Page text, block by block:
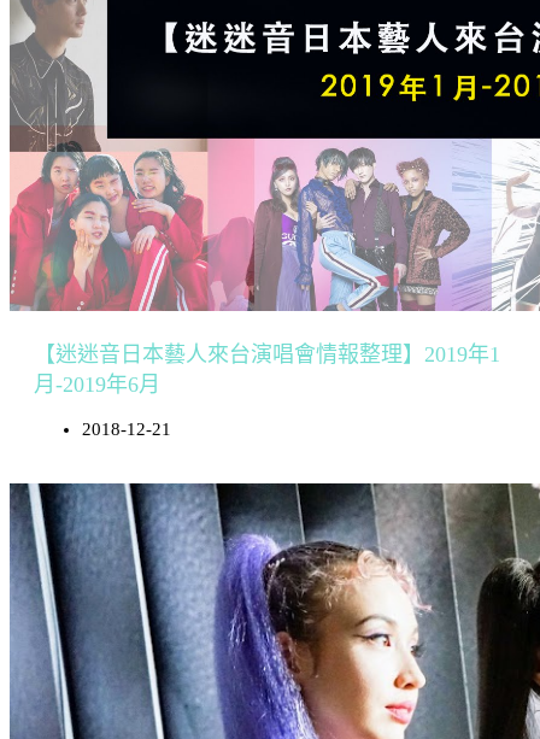
【迷迷音日本藝人來台演唱會情報整理】2019年1
月-2019年6月
2018-12-21